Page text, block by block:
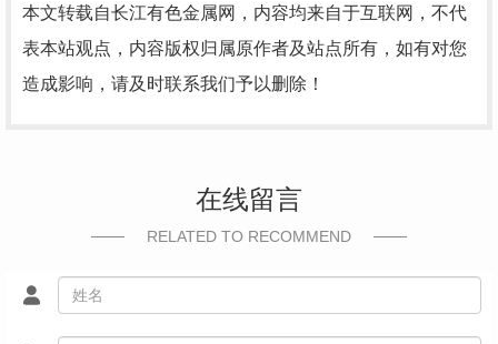
本文转载自长江有色金属网，内容均来自于互联网，不代
表本站观点，内容版权归属原作者及站点所有，如有对您
造成影响，请及时联系我们予以删除！
在线留言
RELATED TO RECOMMEND